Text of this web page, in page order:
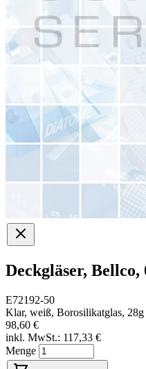
Deckgläser,
E72192-50
Klar, weiß, Borosilikatglas, 28g
98,60 €
inkl. MwSt.: 117,33 €
Menge